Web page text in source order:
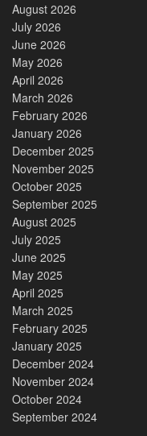
August 2026
July 2026
June 2026
May 2026
April 2026
March 2026
February 2026
January 2026
December 2025
November 2025
October 2025
September 2025
August 2025
July 2025
June 2025
May 2025
April 2025
March 2025
February 2025
January 2025
December 2024
November 2024
October 2024
September 2024